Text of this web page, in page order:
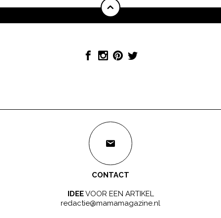
CONTACT
IDEEVOOR EEN ARTIKEL
redactie@mamamagazine.nl